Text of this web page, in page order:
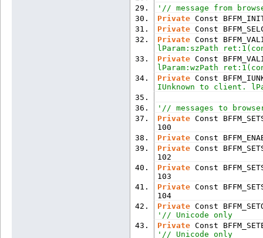
'// message from
Private Const
Private Const
Private Const
lParam:szPath
Private Const
lParam:wzPath
Private Const
IUnknown to client.
'// messages to
Private Const
100
Private Const
Private Const
102
Private Const
103
Private Const
104
Private Const
'// Unicode only
Private Const
'// Unicode only